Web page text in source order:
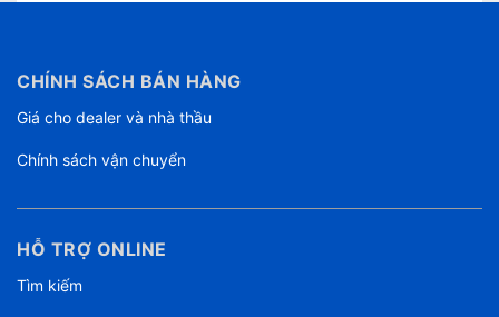
CHÍNH SÁCH BÁN HÀNG
Giá cho dealer và nhà thầu
Chính sách vận chuyển
HỖ TRỢ ONLINE
Tìm kiếm